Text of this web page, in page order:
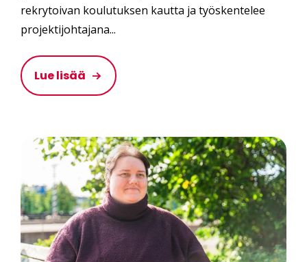
rekrytoivan koulutuksen kautta ja työskentelee
projektijohtajana...
Lue lisää